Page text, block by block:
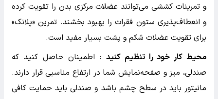
و تمرینات کششی می‌توانند عضلات مرکزی بدن را تقویت کرده
و انعطاف‌پذیری ستون فقرات را بهبود بخشند. تمرین «پلانک»
برای تقویت عضلات شکم و پشت بسیار مفید است.
محیط کار خود را تنظیم کنید : اطمینان حاصل کنید که
صندلی، میز و صفحه‌نمایش شما در ارتفاع مناسبی قرار دارند.
مانیتور باید در سطح چشم باشد و صندلی باید حمایت کافی